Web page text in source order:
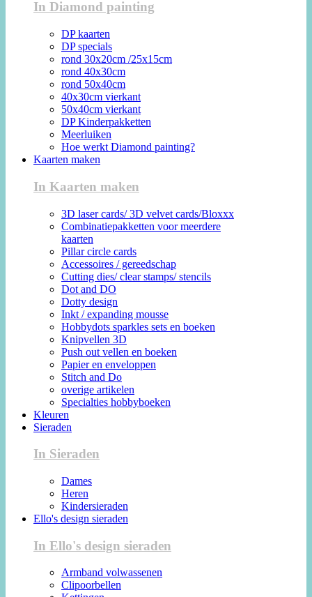
In Diamond painting
DP kaarten
DP specials
rond 30x20cm /25x15cm
rond 40x30cm
rond 50x40cm
40x30cm vierkant
50x40cm vierkant
DP Kinderpakketten
Meerluiken
Hoe werkt Diamond painting?
Kaarten maken
In Kaarten maken
3D laser cards/ 3D velvet cards/Bloxxx
Combinatiepakketten voor meerdere
kaarten
Pillar circle cards
Accessoires / gereedschap
Cutting dies/ clear stamps/ stencils
Dot and DO
Dotty design
Inkt / expanding mousse
Hobbydots sparkles sets en boeken
Knipvellen 3D
Push out vellen en boeken
Papier en enveloppen
Stitch and Do
overige artikelen
Specialties hobbyboeken
Kleuren
Sieraden
In Sieraden
Dames
Heren
Kindersieraden
Ello's design sieraden
In Ello's design sieraden
Armband volwassenen
Clipoorbellen